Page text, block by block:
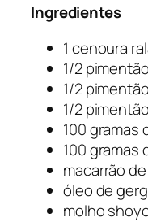
Ingredientes
1 cenoura
1/2
1/2
1/2
100 gramas
100 gramas
macarrão
óleo de
molho